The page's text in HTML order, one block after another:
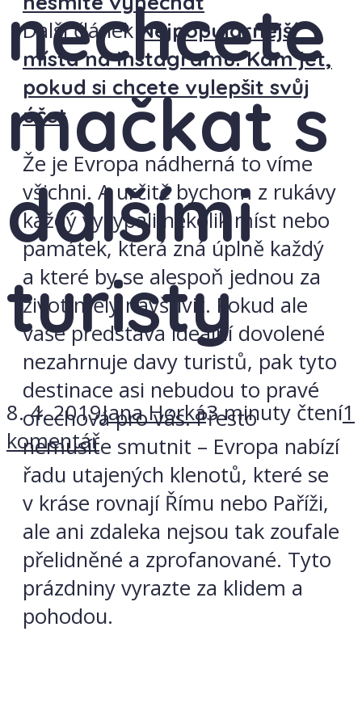
nechcete
mačkat s
dalšími
turisty
8. 4. 2019Jana Horká3 minuty čtení1
komentář
Další článek Nejpopulárnější
místa na Instagramu. Kam jet,
pokud si chcete vylepšit svůj
účet
Že je Evropa nádherná to víme
všichni. A určitě bychom z rukávy
každý vysypali několik míst nebo
památek, která zná úplně každý
a které by se alespoň jednou za
život měly navštívit. Pokud ale
vaše představa ideální dovolené
nezahrnuje davy turistů, pak tyto
destinace asi nebudou to pravé
ořechová pro vás. Přesto
nemusíte smutnit – Evropa nabízí
řadu utajených klenotů, které se
v kráse rovnají Římu nebo Paříži,
ale ani zdaleka nejsou tak zoufale
přelidněné a zprofanované. Tyto
prázdniny vyrazte za klidem a
pohodou.